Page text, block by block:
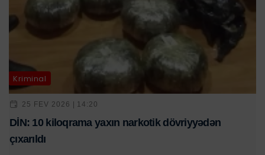
Kriminal
25 FEV 2026 | 14:20
DİN: 10 kiloqrama yaxın narkotik dövriyyədən
çıxarıldı